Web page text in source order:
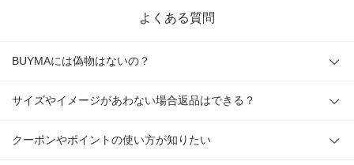
よくある質問
BUYMAには偽物はないの？
サイズやイメージがあわない場合返品はできる？
クーポンやポイントの使い方が知りたい